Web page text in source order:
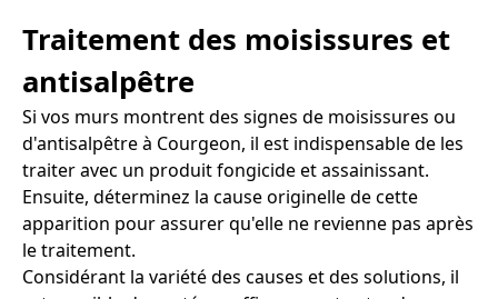
Traitement des moisissures et
antisalpêtre
Si vos murs montrent des signes de moisissures ou
d'antisalpêtre à Courgeon, il est indispensable de les
traiter avec un produit fongicide et assainissant.
Ensuite, déterminez la cause originelle de cette
apparition pour assurer qu'elle ne revienne pas après
le traitement.
Considérant la variété des causes et des solutions, il